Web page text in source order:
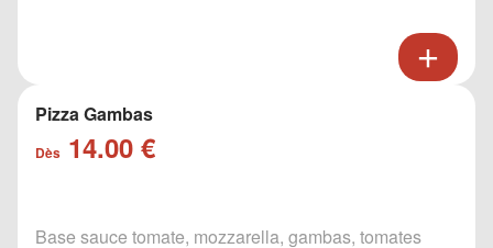
Pizza Gambas
Dès 14.00 €
Base sauce tomate, mozzarella, gambas, tomates